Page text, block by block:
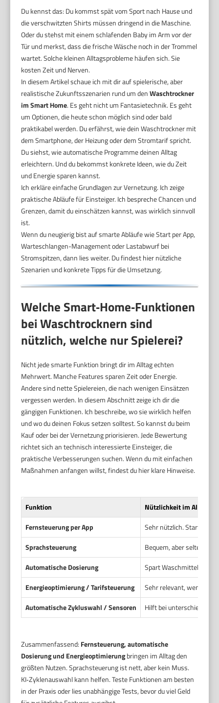
Du kennst das: Du kommst spät vom Sport nach Hause und
die verschwitzten Shirts müssen dringend in die Maschine.
Oder du stehst mit einem schlafenden Baby im Arm vor der
Tür und merkst, dass die frische Wäsche noch in der Trommel
wartet. Solche kleinen Alltagsprobleme häufen sich. Sie
kosten Zeit und Nerven.
In diesem Artikel schaue ich mit dir auf spielerische, aber
realistische Zukunftsszenarien rund um denWaschtrockner
im Smart Home. Es geht nicht um Fantasietechnik. Es geht
um Optionen, die heute schon möglich sind oder bald
praktikabel werden. Du erfährst, wie dein Waschtrockner mit
dem Smartphone, der Heizung oder dem Stromtarif spricht.
Du siehst, wie automatische Programme deinen Alltag
erleichtern. Und du bekommst konkrete Ideen, wie du Zeit
und Energie sparen kannst.
Ich erkläre einfache Grundlagen zur Vernetzung. Ich zeige
praktische Abläufe für Einsteiger. Ich bespreche Chancen und
Grenzen, damit du einschätzen kannst, was wirklich sinnvoll
ist.
Wenn du neugierig bist auf smarte Abläufe wie Start per App,
Warteschlangen-Management oder Lastabwurf bei
Stromspitzen, dann lies weiter. Du findest hier nützliche
Szenarien und konkrete Tipps für die Umsetzung.
Welche Smart‑Home‑Funktionen
bei Waschtrocknern sind
nützlich, welche nur Spielerei?
Nicht jede smarte Funktion bringt dir im Alltag echten
Mehrwert. Manche Features sparen Zeit oder Energie.
Andere sind nette Spielereien, die nach wenigen Einsätzen
vergessen werden. In diesem Abschnitt zeige ich dir die
gängigen Funktionen. Ich beschreibe, wo sie wirklich helfen
und wo du deinen Fokus setzen solltest. So kannst du beim
Kauf oder bei der Vernetzung priorisieren. Jede Bewertung
richtet sich an technisch interessierte Einsteiger, die
praktische Verbesserungen suchen. Wenn du mit einfachen
Maßnahmen anfangen willst, findest du hier klare Hinweise.
Funktion
Nützlichkeit im Alltag
Fernsteuerung per App
Sehr nützlich. Start,
Sprachsteuerung
Bequem, aber selten
Automatische Dosierung
Spart Waschmittel und
Energieoptimierung / Tarifsteuerung
Sehr relevant, wenn du
Automatische Zykluswahl / Sensoren
Hilft bei
Zusammenfassend: Fernsteuerung, automatische
Dosierung und Energieoptimierungbringen im Alltag den
größten Nutzen. Sprachsteuerung ist nett, aber kein Muss.
KI‑Zyklenauswahl kann helfen. Teste Funktionen am besten
in der Praxis oder lies unabhängige Tests, bevor du viel Geld